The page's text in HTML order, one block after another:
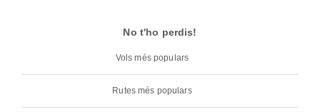
No t'ho perdis!
Vols més populars
Rutes més populars